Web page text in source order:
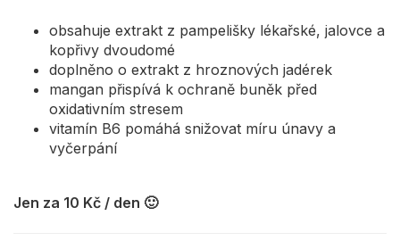
obsahuje extrakt z pampelišky lékařské, jalovce a
kopřivy dvoudomé
doplněno o extrakt z hroznových jadérek
mangan přispívá k ochraně buněk před
oxidativním stresem
vitamín B6 pomáhá snižovat míru únavy a
vyčerpání
Jen za 10 Kč / den 🙂